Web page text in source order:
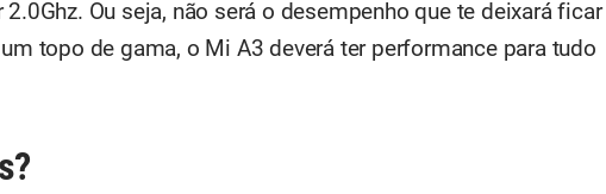
Ou seja, não será o desempenho que te deixará ficar
topo de gama, o Mi A3 deverá ter performance para tudo